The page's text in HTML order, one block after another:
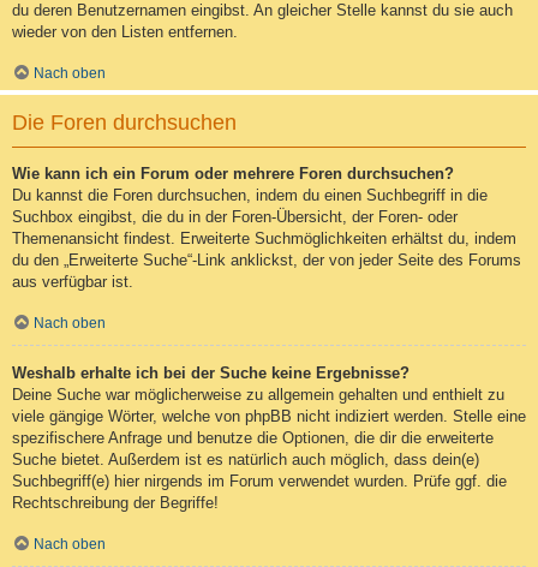
du deren Benutzernamen eingibst. An gleicher Stelle kannst du sie auch
wieder von den Listen entfernen.
Nach oben
Die Foren durchsuchen
Wie kann ich ein Forum oder mehrere Foren durchsuchen?
Du kannst die Foren durchsuchen, indem du einen Suchbegriff in die
Suchbox eingibst, die du in der Foren-Übersicht, der Foren- oder
Themenansicht findest. Erweiterte Suchmöglichkeiten erhältst du, indem
du den „Erweiterte Suche“-Link anklickst, der von jeder Seite des Forums
aus verfügbar ist.
Nach oben
Weshalb erhalte ich bei der Suche keine Ergebnisse?
Deine Suche war möglicherweise zu allgemein gehalten und enthielt zu
viele gängige Wörter, welche von phpBB nicht indiziert werden. Stelle eine
spezifischere Anfrage und benutze die Optionen, die dir die erweiterte
Suche bietet. Außerdem ist es natürlich auch möglich, dass dein(e)
Suchbegriff(e) hier nirgends im Forum verwendet wurden. Prüfe ggf. die
Rechtschreibung der Begriffe!
Nach oben